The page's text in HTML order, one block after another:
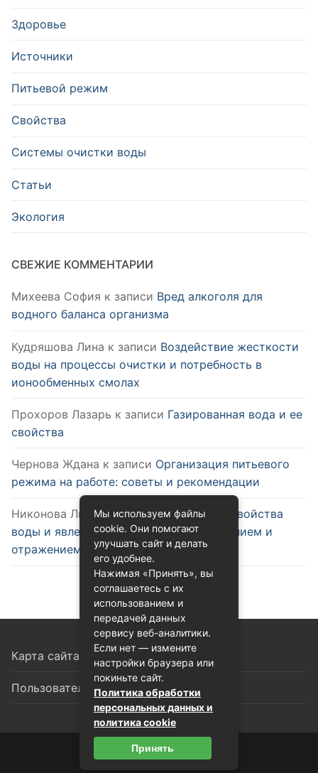
Здоровье
Источники
Питьевой режим
Свойства
Системы очистки воды
Статьи
Экология
СВЕЖИЕ КОММЕНТАРИИ
Михеева София к записи Вред алкоголя для
водного баланса организма
Кудряшова Лина к записи Воздействие жесткости
воды на процессы очистки и потребность в
ионообменных смолах
Прохоров Лазарь к записи Газированная вода и ее
свойства
Чернова Ждана к записи Организация питьевого
режима на работе: советы и рекомендации
Никонова Лианак записиОптические свойства
воды и явления, связанные с преломлением и
отражением
Карта сайта
Пользовательское соглашение
© 2026 Всё о воде
Мы используем файлы
cookie. Они помогают
улучшать сайт и делать
его удобнее.
Нажимая «Принять», вы
соглашаетесь с их
использованием и
передачей данных
сервису веб-аналитики.
Если нет — измените
настройки браузера или
покиньте сайт.
Политика обработки
персональных данных и
политика cookie
Принять